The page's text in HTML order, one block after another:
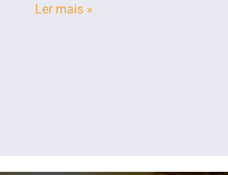
Ler mais »